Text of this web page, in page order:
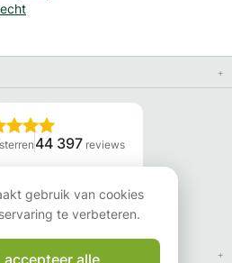
sterren 44 397 reviews
onze reviews
gebruik van cookies
te verbeteren.
accepteer alle